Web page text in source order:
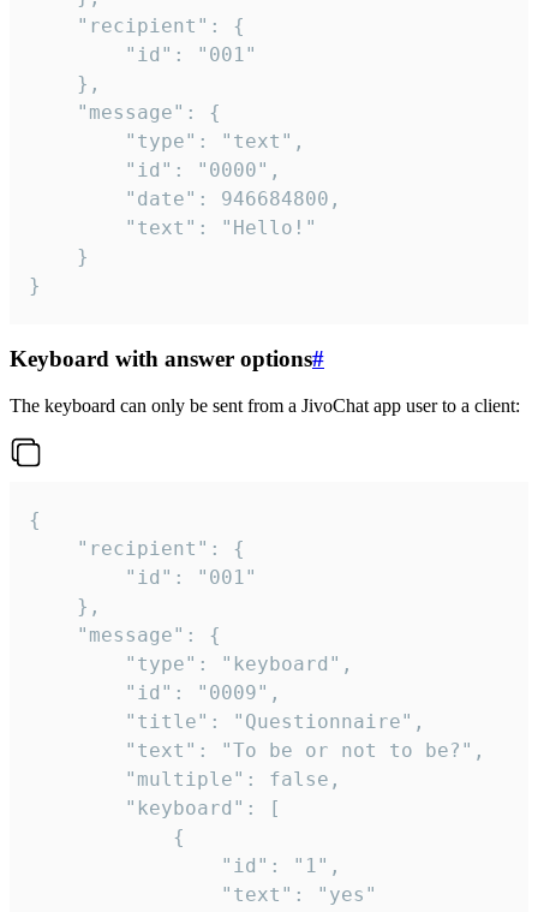
}
Keyboard with answer options#
The keyboard can only be sent from a JivoChat app user to a client:
{